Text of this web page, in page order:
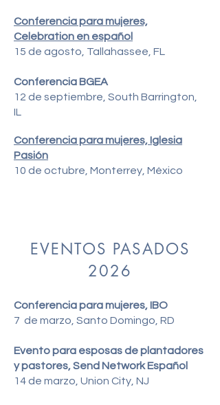
Conferencia para mujeres,
Celebration en español
15 de agosto, Tallahassee, FL
Conferencia BGEA
12 de septiembre, South Barrington,
IL
Conferencia para mujeres, Iglesia
Pasión
10 de octubre, Monterrey, México
EVENTOS PASADOS
2026
Conferencia para mujeres, IBO
7 de marzo, Santo Domingo, RD
Evento para esposas de plantadores
y pastores, Send Network Español
14 de marzo, Union City, NJ